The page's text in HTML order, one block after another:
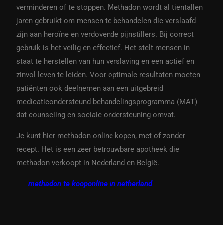
verminderen of te stoppen. Methadon wordt al tientallen
jaren gebruikt om mensen te behandelen die verslaafd
zijn aan heroïne en verdovende pijnstillers. Bij correct
gebruik is het veilig en effectief. Het stelt mensen in
staat te herstellen van hun verslaving en een actief en
zinvol leven te leiden. Voor optimale resultaten moeten
patiënten ook deelnemen aan een uitgebreid
medicatieondersteund behandelingsprogramma (MAT)
dat counseling en sociale ondersteuning omvat.
Je kunt hier methadon online kopen, met of zonder
recept. Het is een zeer betrouwbare apotheek die
methadon verkoopt in Nederland en België.
methadon te kooponline in netherland